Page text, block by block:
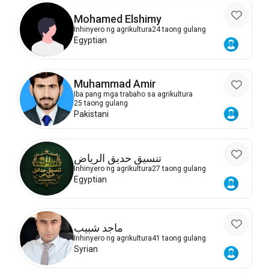
Mohamed Elshimy
Inhinyero ng agrikultura24 taong gulang
Egyptian
Muhammad Amir
Iba pang mga trabaho sa agrikultura
25 taong gulang
Pakistani
تنسيق حديق الرياض
Inhinyero ng agrikultura27 taong gulang
Egyptian
ماجد شبيب
Inhinyero ng agrikultura41 taong gulang
Syrian